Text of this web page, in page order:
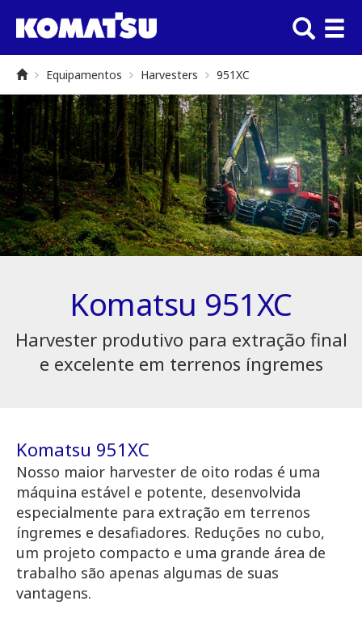
Equipamentos Harvesters 951XC
Komatsu 951XC
Harvester produtivo para extração final
e excelente em terrenos íngremes
Komatsu 951XC
Nosso maior harvester de oito rodas é uma
máquina estável e potente, desenvolvida
especialmente para extração em terrenos
íngremes e desafiadores. Reduções no cubo,
um projeto compacto e uma grande área de
trabalho são apenas algumas de suas
vantagens.